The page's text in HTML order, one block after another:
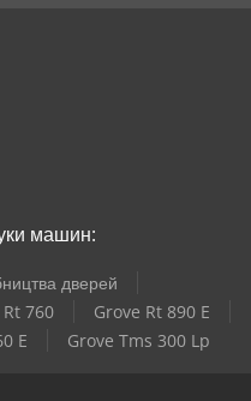
машин:
дверей
760
Grove Rt 890 E
E Grove Tms 300 Lp